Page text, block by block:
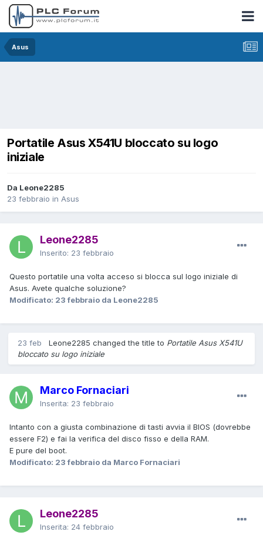
Asus
Portatile Asus X541U bloccato su logo
iniziale
Da Leone2285
23 febbraio in Asus
Leone2285
Inserito: 23 febbraio
Questo portatile una volta acceso si blocca sul logo iniziale di
Asus. Avete qualche soluzione?
Modificato: 23 febbraio da Leone2285
23 feb Leone2285 changed the title to Portatile Asus X541U
bloccato su logo iniziale
Marco Fornaciari
Inserita: 23 febbraio
Intanto con a giusta combinazione di tasti avvia il BIOS (dovrebbe
essere F2) e fai la verifica del disco fisso e della RAM.
E pure del boot.
Modificato: 23 febbraio da Marco Fornaciari
Leone2285
Inserita: 24 febbraio